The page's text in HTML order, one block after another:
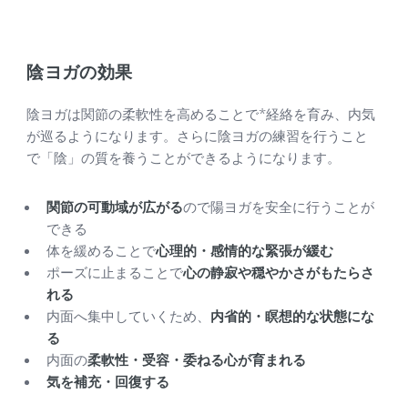
陰ヨガの効果
陰ヨガは関節の柔軟性を高めることで*経絡を育み、内気
が巡るようになります。さらに陰ヨガの練習を行うこと
で「陰」の質を養うことができるようになります。
関節の可動域が広がるので陽ヨガを安全に行うことが
できる
体を緩めることで心理的・感情的な緊張が緩む
ポーズに止まることで心の静寂や穏やかさがもたらさ
れる
内面へ集中していくため、 内省的・瞑想的な状態にな
る
内面の柔軟性・受容・委ねる心が育まれる
気を補充・回復する